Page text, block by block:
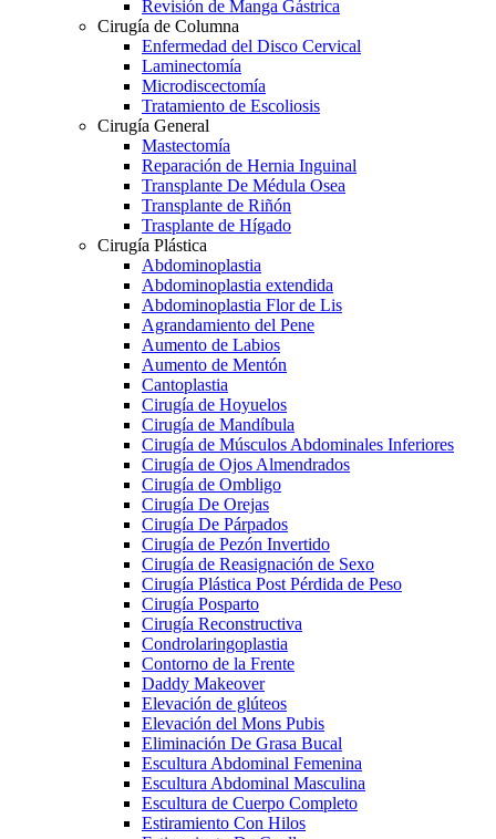
Revisión de Manga Gástrica
Cirugía de Columna
Enfermedad del Disco Cervical
Laminectomía
Microdiscectomía
Tratamiento de Escoliosis
Cirugía General
Mastectomía
Reparación de Hernia Inguinal
Transplante De Médula Osea
Transplante de Riñón
Trasplante de Hígado
Cirugía Plástica
Abdominoplastia
Abdominoplastia extendida
Abdominoplastia Flor de Lis
Agrandamiento del Pene
Aumento de Labios
Aumento de Mentón
Cantoplastia
Cirugía de Hoyuelos
Cirugía de Mandíbula
Cirugía de Músculos Abdominales Inferiores
Cirugía de Ojos Almendrados
Cirugía de Ombligo
Cirugía De Orejas
Cirugía De Párpados
Cirugía de Pezón Invertido
Cirugía de Reasignación de Sexo
Cirugía Plástica Post Pérdida de Peso
Cirugía Posparto
Cirugía Reconstructiva
Condrolaringoplastia
Contorno de la Frente
Daddy Makeover
Elevación de glúteos
Elevación del Mons Pubis
Eliminación De Grasa Bucal
Escultura Abdominal Femenina
Escultura Abdominal Masculina
Escultura de Cuerpo Completo
Estiramiento Con Hilos